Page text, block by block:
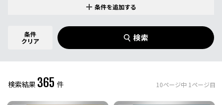
商品名
イラストレーター
レアリティ 0件選択中
条件を追加する
条件
クリア
検索
検索結果 365 件 10ページ中 1 ページ目